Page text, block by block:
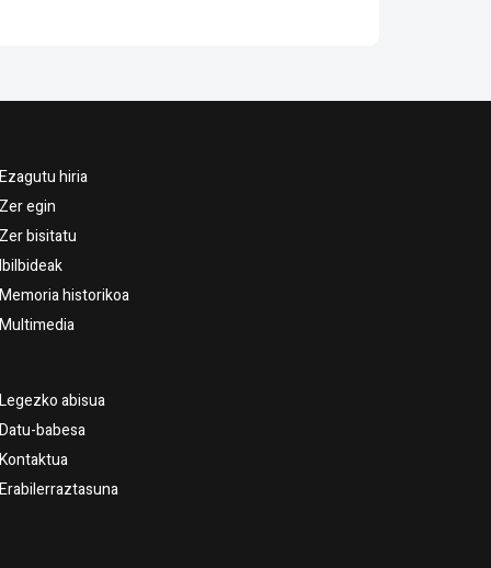
Ezagutu hiria
Zer egin
Zer bisitatu
Ibilbideak
Memoria historikoa
Multimedia
Legezko abisua
Datu-babesa
Kontaktua
Erabilerraztasuna